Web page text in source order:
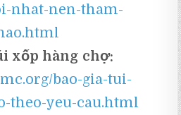
nhat-nen-tham-
xốp hàng chợ:
bao-gia-tui-
theo-yeu-cau.html